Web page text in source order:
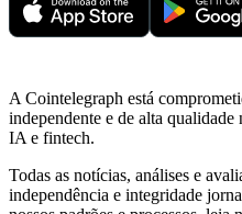
A Cointelegraph está
independente e de alta
IA e fintech.
Todas as notícias, análises e
independência e integridade